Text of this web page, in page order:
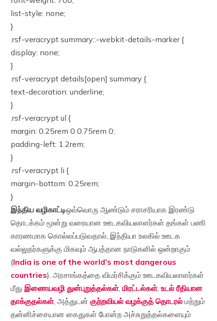
list-style: none;
}
.rsf-veracrypt summary::-webkit-details-marker {
display: none;
}
.rsf-veracrypt details[open] summary {
text-decoration: underline;
}
.rsf-veracrypt ul {
margin: 0.25rem 0 0.75rem 0;
padding-left: 1.2rem;
}
.rsf-veracrypt li {
margin-bottom: 0.25rem;
}
இந்திய வழிகாட்டிஒவ்வொரு ஆண்டும் சராசரியாக இரண்டு
தொடக்கம் மூன்று வரையான ஊடகவியலாளர்கள் தங்கள் பணி
காரணமாக கொல்லப்படுவதால், இந்தியா உலகில் ஊடக
வல்லுநர்களுக்கு மிகவும் ஆபத்தான நாடுகளில் ஒன்றாகும்
(India is one of the world’s most dangerous
countries). அரசாங்கத்தை விமர்சிக்கும் ஊடகவியலாளர்கள்
மீதுஇணையவழி துன்புறுத்தல்கள்,மிரட்டல்கள்,உடல் ரீதியான
தாக்குதல்கள், அத்துடன்குற்றவியல் வழக்குத் தொடரல்மற்றும்
தன்னிச்சையான கைதுகள் போன்ற அச்சுறுத்தல்களையும்